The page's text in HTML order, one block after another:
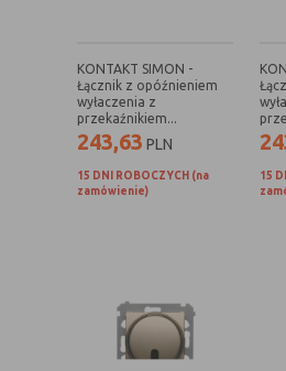
Cookies
tymczasowe
(session
cookies)
cookie
przeglądarki
po jej zamknięciu
Cookies
nie jest kasowane
przeglądarki i
C. Ze względu na pochodzenie
KONTAKT SIMON -
Łącznik z opóźnieniem
wyłaczenia z
przekaźnikiem...
243,63 PLN
15 DNI ROBOCZYCH (na
zamówienie)
15